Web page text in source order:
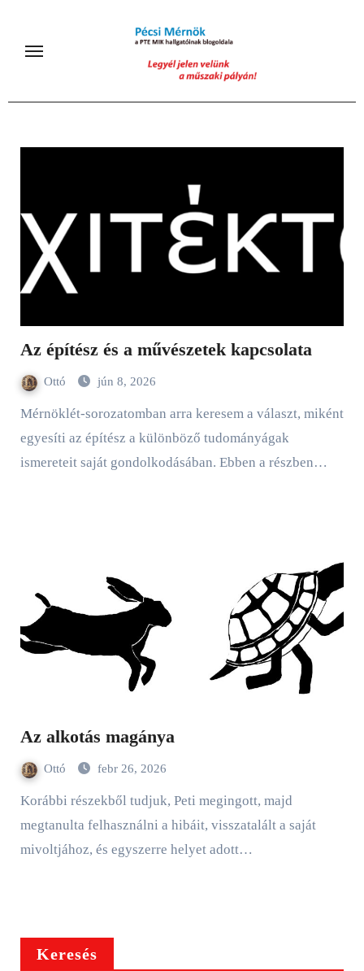
content
Az építész és a művészetek kapcsolata
Ottó jún 8, 2026
Mérnöklét-sorozatomban arra keresem a választ, miként
egyesíti az építész a különböző tudományágak
ismereteit saját gondolkodásában. Ebben a részben…
Az alkotás magánya
Ottó febr 26, 2026
Korábbi részekből tudjuk, Peti megingott, majd
megtanulta felhasználni a hibáit, visszatalált a saját
mivoltjához, és egyszerre helyet adott…
Keresés